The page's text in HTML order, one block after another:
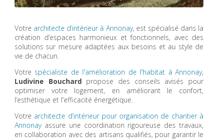
Votre architecte d’intérieur à Annonay, est spécialisé dans la
création d’espaces harmonieux et fonctionnels, avec des
solutions sur mesure adaptées aux besoins et au style de
vie de chacun.
Votre spécialiste de l'amélioration de l'habitat à Annonay,
Ludivine Bouchard propose des conseils avisés pour
optimiser votre logement, en améliorant le confort,
l’esthétique et l'efficacité énergétique.
Votre architecte d’intérieur pour organisation de chantier à
Annonayassure une coordination rigoureuse des travaux,
en collaboration avec des artisans qualifiés, pour garantir le